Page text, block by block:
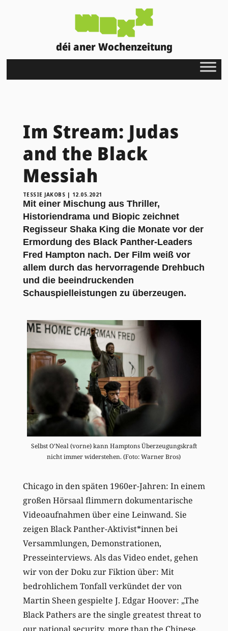
déi aner Wochenzeitung
Im Stream: Judas
and the Black
Messiah
TESSIE JAKOBS | 12.05.2021
Mit einer Mischung aus Thriller,
Historiendrama und Biopic zeichnet
Regisseur Shaka King die Monate vor der
Ermordung des Black Panther-Leaders
Fred Hampton nach. Der Film weiß vor
allem durch das hervorragende Drehbuch
und die beeindruckenden
Schauspielleistungen zu überzeugen.
Selbst O’Neal (vorne) kann Hamptons Überzeugungskraft
nicht immer widerstehen. (Foto: Warner Bros)
Chicago in den späten 1960er-Jahren: In einem
großen Hörsaal flimmern dokumentarische
Videoaufnahmen über eine Leinwand. Sie
zeigen Black Panther-Aktivist*innen bei
Versammlungen, Demonstrationen,
Presseinterviews. Als das Video endet, gehen
wir von der Doku zur Fiktion über: Mit
bedrohlichem Tonfall verkündet der von
Martin Sheen gespielte J. Edgar Hoover: „The
Black Pathers are the single greatest threat to